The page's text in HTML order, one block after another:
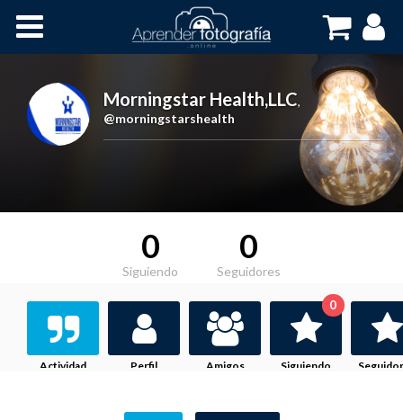
Cursos OnLine
Morningstar Health,LLC,
@morningstarshealth
0
Siguiendo
0
Seguidores
Actividad Perfil Amigos Siguiendo
0